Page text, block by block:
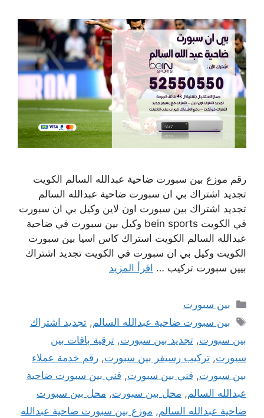
رقم موزع بين سبورت ضاحية عبدالله السالم الكويت
تجديد اشتراك بي ان سبورت ضاحية عبدالله السالم
تجديد اشتراك بين سبورت اون لاين وكيل بي ان سبورت
في الكويت bein sports وكيل بين سبورت في ضاحية
عبدالله السالم الكويت استراك كاس اسيا بين سبورت
الكويت وكيل بي ان سبورت في الكويت تجديد اشتراك
بيين سبورت تركيب … اقرأ المزيد
التصنيفات
بين سبورت
الوسوم
بين سبورت ضاحية عبدالله السالم,تجديد اشتراك
بين سبورت, تجديد بين سبورت, ترقية باقات بين
سبورت, تركيب رسيفر بين سبورت, رقم خدمة عملاء
بين سبورت, فني بين سبورت, فني بين سبورت ضاحية
عبدالله السالم, محل بين سبورت, محل بين سبورت
ضاحية عبدالله السالم, موزع بين سبورت ضاحية عبدالله